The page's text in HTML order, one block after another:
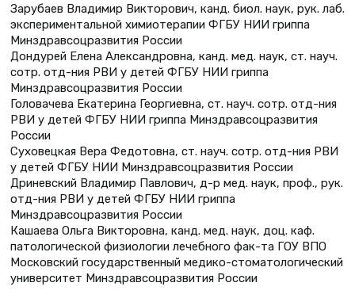
Зарубаев Владимир Викторович, канд. биол. наук, рук. лаб.
экспериментальной химиотерапии ФГБУ НИИ гриппа
Минздравсоцразвития России
Дондурей Елена Александровна, канд. мед. наук, ст. науч.
сотр. отд-ния РВИ у детей ФГБУ НИИ гриппа
Минздравсоцразвития России
Головачева Екатерина Георгиевна, ст. науч. сотр. отд-ния
РВИ у детей ФГБУ НИИ гриппа Минздравсоцразвития
России
Суховецкая Вера Федотовна, ст. науч. сотр. отд-ния РВИ
у детей ФГБУ НИИ Минздравсоцразвития России
Дриневский Владимир Павлович, д-р мед. наук, проф., рук.
отд-ния РВИ у детей ФГБУ НИИ гриппа
Минздравсоцразвития России
Кашаева Ольга Викторовна, канд. мед. наук, доц. каф.
патологической физиологии лечебного фак-та ГОУ ВПО
Московский государственный медико-стоматологический
университет Минздравсоцразвития России